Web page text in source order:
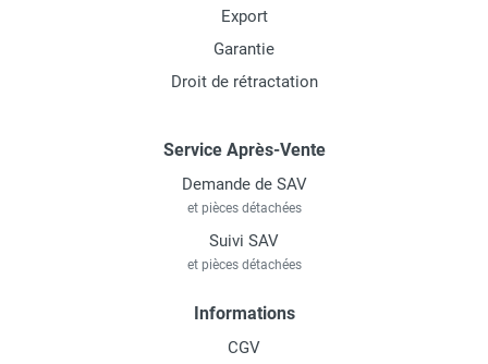
Export
Garantie
Droit de rétractation
Service Après-Vente
Demande de SAV
et pièces détachées
Suivi SAV
et pièces détachées
Informations
CGV